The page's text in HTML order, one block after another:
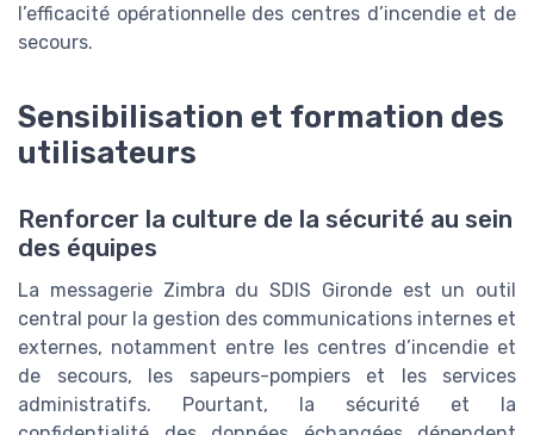
l’efficacité opérationnelle des centres d’incendie et de
secours.
Sensibilisation et formation des
utilisateurs
Renforcer la culture de la sécurité au sein
des équipes
La messagerie Zimbra du SDIS Gironde est un outil
central pour la gestion des communications internes et
externes, notamment entre les centres d’incendie et
de secours, les sapeurs-pompiers et les services
administratifs. Pourtant, la sécurité et la